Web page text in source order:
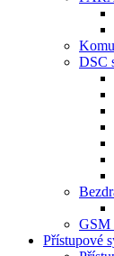
DSC
GSM
Přístupové